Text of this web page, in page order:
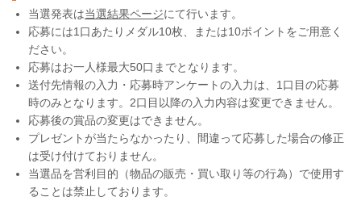
当選発表は当選結果ページにて行います。
応募には1口あたりメダル10枚、または10ポイントをご用意く
ださい。
応募はお一人様最大50口までとなります。
送付先情報の入力・応募時アンケートの入力は、1口目の応募
時のみとなります。2口目以降の入力内容は変更できません。
応募後の賞品の変更はできません。
プレゼントが当たらなかったり、間違って応募した場合の修正
は受け付けておりません。
当選品を営利目的（物品の販売・買い取り等の行為）で使用す
ることは禁止しております。